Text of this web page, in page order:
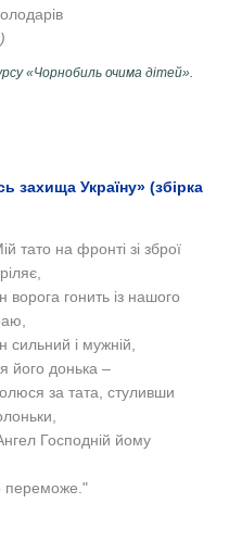
«Чорнобиль очима дітей».
захища Україну» (збірка
тато на фронті зі зброї
ворога гонить із нашого
сильний і мужній,
його донька –
за тата, стуливши
Господній йому
переможе."